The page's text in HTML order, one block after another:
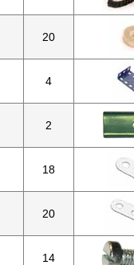
20
4
2
18
20
14